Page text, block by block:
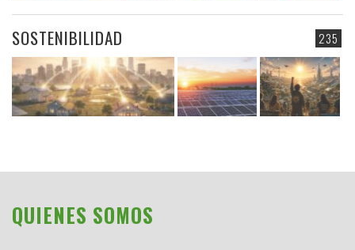
235
SOSTENIBILIDAD
QUIENES SOMOS